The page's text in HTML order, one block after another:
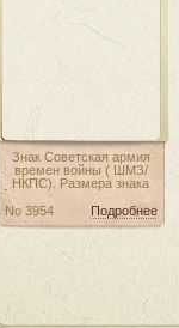
Знак Советская армия
времен войны ( ШМЗ/
НКПС). Размера знака
Подробнее
No 3954